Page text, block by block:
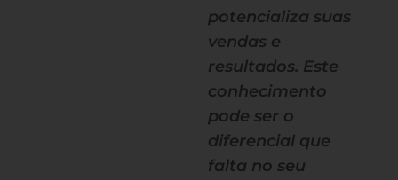
potencializa suas
vendas e
resultados. Este
conhecimento
pode ser o
diferencial que
falta no seu